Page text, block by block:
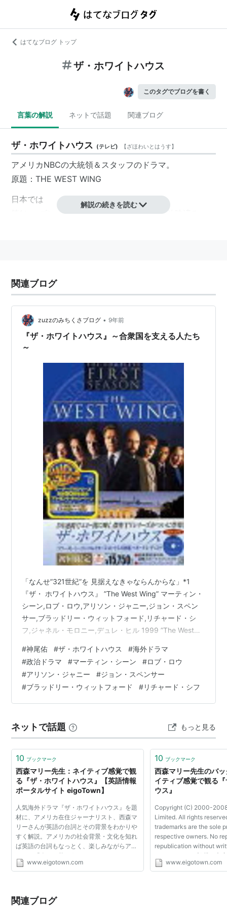
はてなブログ トップ
ザ・ホワイトハウス
このタグでブログを書く
言葉の解説 ネットで話題 関連ブログ
ザ・ホワイトハウス (テレビ) 【ざほわいとはうす】
アメリカNBCの大統領＆スタッフのドラマ。
原題：THE WEST WING
日本では
第1シーズン・第2シーズンをNHK総合にて放映済み。
10時〜
第4シーズンを放映済み。
詳しくはホワイトハウス参照。
ザ・ホワイトハウス ― ファース
ト・シーズン コレクターズ ボッ
クス [DVD]
出版社/メーカー:ワーナー・ホーム・
ビデオ
発売日:2005/07/29
メディア:DVD
購入 : 2人クリック: 53回
この商品を含むブログ (70件) を見る
ザ・ホワイトハウス<セカンド・
シーズン>コレクターズ・ボック
ス [DVD]
出版社/メーカー:ワーナー・ホーム・
ビデオ
発売日:2006/03/03
メディア:DVD
購入: 2人クリック: 17回
ザ・ホワイトハウス 〈サード・シ
ーズン〉 コレクターズ・ボックス
[DVD]
ビデオ
発売日:2006/07/14
購入: 1人 クリック: 13回
この商品を含むブログ (30件) を見る
解説の続きを読む
関連ブログ
zuzzのみちくさブログ • 9年前
『ザ・ホワイトハウス』～合衆国を支える人たち
～
「なんせ”321世紀”を 見据えなきゃならんからな」*1
『ザ・ ホワイトハウス』 ”The West Wing” マーティン・
シーン,ロブ・ロウ,アリソン・ジャニー,ジョン・スペン
サー,ブラッドリー・ウィットフォード,リチャード・シ
フ,ジャネル・モロニー,デュレ・ヒル 1999 ”The West
統領と 彼を支える スタッフたちの 群像劇です。
www.youtube.com 私は10年前にこの作品に出会いまし
た。 それまでは妹たちが観ていたのを 「政治ドラマか…
フーン」 なんて思って興味さえわかなかった。 それがあ
る日ふと 何気…
#神尾佑 #ザ・ホワイトハウス #海外ドラマ
#政治ドラマ #マーティン・シーン #ロブ・ロウ
#アリソン・ジャニー #ジョン・スペンサー
#ブラッドリー・ウィットフォード #リチャード・シフ
ネットで話題 もっと見る
10 ブックマーク
西森マリー先生：ネイティブ感覚で観
る『ザ・ホワイトハウス』【英語情報
ポータルサイト eigoTown】
人気海外ドラマ『ザ・ホワイトハウス』を題
材に、アメリカ在住ジャーナリスト、西森マ
リーさんが英語の台詞とその背景をわかりや
すく解説。アメリカの社会背景・文化を知れ
ば英語の台詞もなっとく、楽しみながらアメ
リカの「今」を学ぼう！
www.eigotown.com
10 ブックマーク
西森マリー先生のバ
イティブ感覚で観る
ウス』
Copyright (C) 2000-
Limited. All rights
trademarks are the sole
respective owners. No
republication without
ホームページに記載の文
を無断で複製することは
www.eigotown.com
関連ブログ